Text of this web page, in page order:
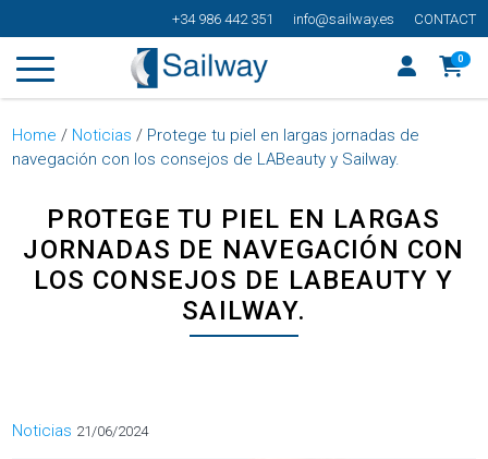
+34 986 442 351 info@sailway.es CONTACT
0
Home / Noticias / Protege tu piel en largas jornadas de
navegación con los consejos de LABeauty y Sailway.
PROTEGE TU PIEL EN LARGAS
JORNADAS DE NAVEGACIÓN CON
LOS CONSEJOS DE LABEAUTY Y
SAILWAY.
Categorías
Noticias 21/06/2024